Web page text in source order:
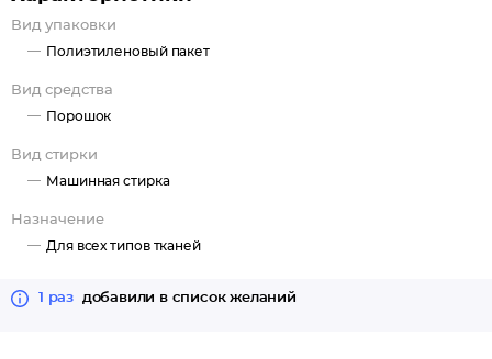
Вид упаковки
Полиэтиленовый пакет
Вид средства
Порошок
Вид стирки
Машинная стирка
Назначение
Для всех типов тканей
1 раз добавили в список желаний